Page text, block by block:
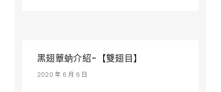
黑翅蕈蚋介紹-【雙翅目】
2020 年 6 月 6 日